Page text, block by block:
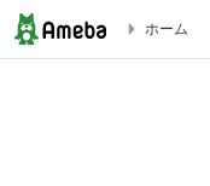
年齢差婚？年上男子
ホーム